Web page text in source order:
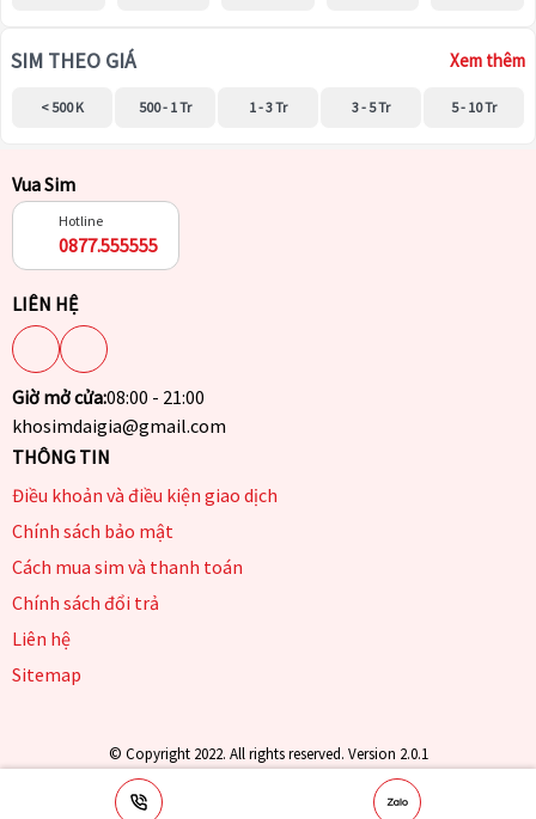
SIM THEO GIÁ Xem thêm
< 500 K 500 - 1 Tr 1 - 3 Tr 3 - 5 Tr 5 - 10 Tr
Vua Sim
Hotline
0877.555555
LIÊN HỆ
Giờ mở cửa:08:00 - 21:00
khosimdaigia@gmail.com
THÔNG TIN
Điều khoản và điều kiện giao dịch
Chính sách bảo mật
Cách mua sim và thanh toán
Chính sách đổi trả
Liên hệ
Sitemap
© Copyright 2022. All rights reserved. Version 2.0.1